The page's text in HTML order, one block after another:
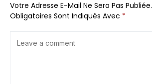
Votre Adresse E-Mail Ne Sera Pas Publiée.
Obligatoires Sont Indiqués Avec *